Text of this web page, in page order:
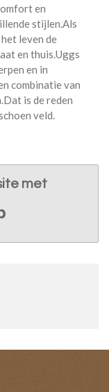
en
stijlen.Als
leven de
en thuis.Uggs
en in
combinatie van
is de reden
veld.
met